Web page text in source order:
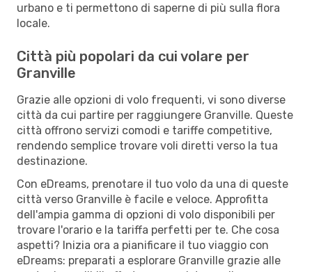
urbano e ti permettono di saperne di più sulla flora
locale.
Città più popolari da cui volare per
Granville
Grazie alle opzioni di volo frequenti, vi sono diverse
città da cui partire per raggiungere Granville. Queste
città offrono servizi comodi e tariffe competitive,
rendendo semplice trovare voli diretti verso la tua
destinazione.
Con eDreams, prenotare il tuo volo da una di queste
città verso Granville è facile e veloce. Approfitta
dell'ampia gamma di opzioni di volo disponibili per
trovare l'orario e la tariffa perfetti per te. Che cosa
aspetti? Inizia ora a pianificare il tuo viaggio con
eDreams: preparati a esplorare Granville grazie alle